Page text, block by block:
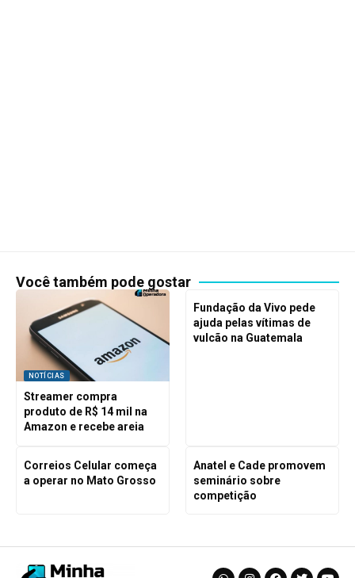
Você também pode gostar
NOTÍCIAS
Streamer compra
produto de R$ 14 mil na
Amazon e recebe areia
Fundação da Vivo pede
ajuda pelas vítimas de
vulcão na Guatemala
Correios Celular começa
a operar no Mato Grosso
Anatel e Cade promovem
seminário sobre
competição